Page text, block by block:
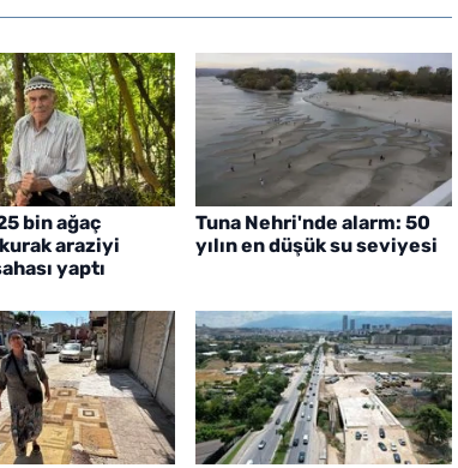
bin ağaç
araziyi
yaptı
Tuna Nehri'nde alarm: 50
yılın en düşük su seviyesi